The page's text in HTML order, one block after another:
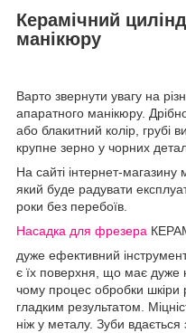
Керамічний
манікюру
Варто звернути увагу на
апаратного манікюру.
або блакитний колір, грубі
крупне зерно у чорних
На сайті інтернет-
який буде радувати
роки без перебоїв.
Насадка для фрезера
дуже ефективний
є їх поверхня, що має дуже
чому процес обробки шкіри
гладким результатом.
ніж у металу. Зуби